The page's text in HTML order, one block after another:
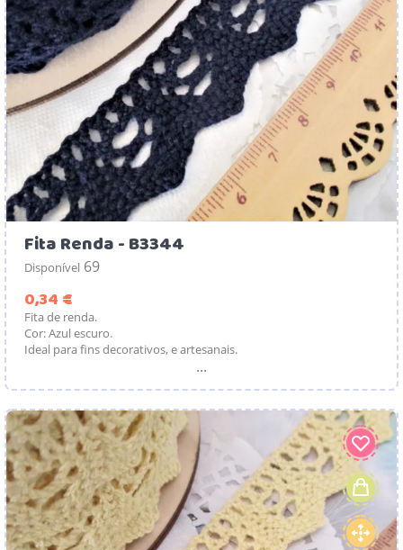
Fita Renda - B3344
Disponível 69
0,34 €
Fita de renda.
Cor: Azul escuro.
Ideal para fins decorativos, e artesanais.
...